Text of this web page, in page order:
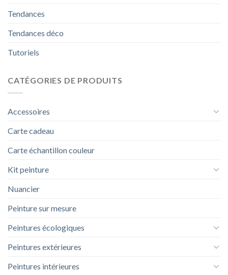
Tendances
Tendances déco
Tutoriels
CATÉGORIES DE PRODUITS
Accessoires
Carte cadeau
Carte échantillon couleur
Kit peinture
Nuancier
Peinture sur mesure
Peintures écologiques
Peintures extérieures
Peintures intérieures